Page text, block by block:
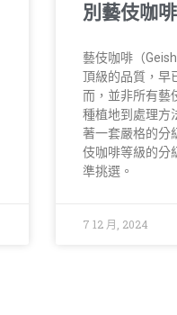
別藝伎咖
藝伎咖啡（
頂級的品質，早
而，並非所有藝
種植地到處理方
著一套嚴格的分
伎咖啡等級的分
準挑選。
7 12 月, 2024